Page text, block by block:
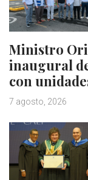
Ministro
inaugural
con
7 agosto, 2026